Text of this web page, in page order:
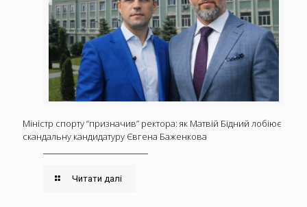
Міністр спорту “призначив” ректора: як Матвій Бідний лобіює
скандальну кандидатуру Євгена Баженкова
Читати далі